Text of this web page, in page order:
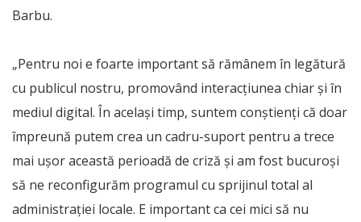
Barbu.
„Pentru noi e foarte important să rămânem în legătură
cu publicul nostru, promovând interacțiunea chiar și în
mediul digital. În același timp, suntem conștienți că doar
împreună putem crea un cadru-suport pentru a trece
mai ușor această perioadă de criză și am fost bucuroși
să ne reconfigurăm programul cu sprijinul total al
administrației locale. E important ca cei mici să nu